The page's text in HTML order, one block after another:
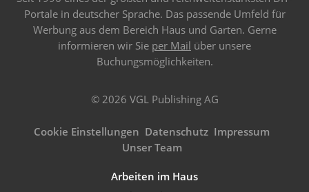
Portale in deutscher Sprache. Das passende Umfeld für
Werbung aus dem Bereich Haus und Garten. Gerne
informieren wir Sie per Mail über unsere
Buchungsmöglichkeiten.
© 2026 VGL Publishing AG
Cookie Einstellungen Datenschutz Impressum
Unser Team
Arbeiten im Haus